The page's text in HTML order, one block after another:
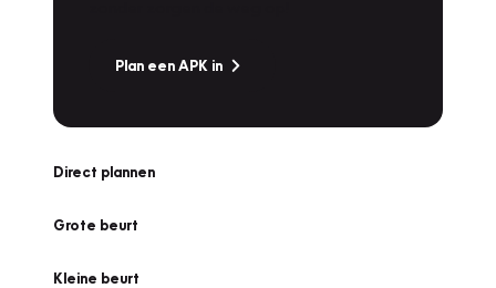
Plan een APK in
Direct plannen
Grote beurt
Kleine beurt